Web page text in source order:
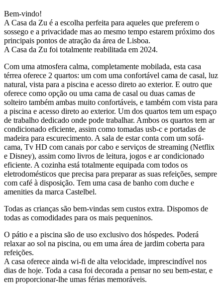
Bem-vindo!
A Casa da Zu é a escolha perfeita para aqueles que preferem o
sossego e a privacidade mas ao mesmo tempo estarem próximo dos
principais pontos de atração da área de Lisboa.
A Casa da Zu foi totalmente reabilitada em 2024.
Com uma atmosfera calma, completamente mobilada, esta casa
térrea oferece 2 quartos: um com uma confortável cama de casal, luz
natural, vista para a piscina e acesso direto ao exterior. E outro que
oferece como opção ou uma cama de casal ou duas camas de
solteiro também ambas muito confortáveis, e também com vista para
a piscina e acesso direto ao exterior. Um dos quartos tem um espaço
de trabalho dedicado onde pode trabalhar. Ambos os quartos tem ar
condicionado eficiente, assim como tomadas usb-c e portadas de
madeira para escurecimento. A sala de estar conta com um sofá-
cama, Tv HD com canais por cabo e serviços de streaming (Netflix
e Disney), assim como livros de leitura, jogos e ar condicionado
eficiente. A cozinha está totalmente equipada com todos os
eletrodomésticos que precisa para preparar as suas refeições, sempre
com café à disposição. Tem uma casa de banho com duche e
amenities da marca Castelbel.
Todas as crianças são bem-vindas sem custos extra. Dispomos de
todas as comodidades para os mais pequeninos.
O pátio e a piscina são de uso exclusivo dos hóspedes. Poderá
relaxar ao sol na piscina, ou em uma área de jardim coberta para
refeições.
A casa oferece ainda wi-fi de alta velocidade, imprescindível nos
dias de hoje. Toda a casa foi decorada a pensar no seu bem-estar, e
em proporcionar-lhe umas férias memoráveis.